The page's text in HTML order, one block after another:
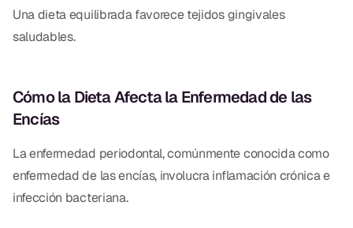
Una dieta equilibrada favorece tejidos gingivales
saludables.
Cómo la Dieta Afecta la Enfermedad de las
Encías
La enfermedad periodontal, comúnmente conocida como
enfermedad de las encías, involucra inflamación crónica e
infección bacteriana.